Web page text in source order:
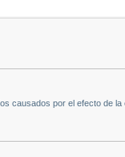
causados por el efecto de